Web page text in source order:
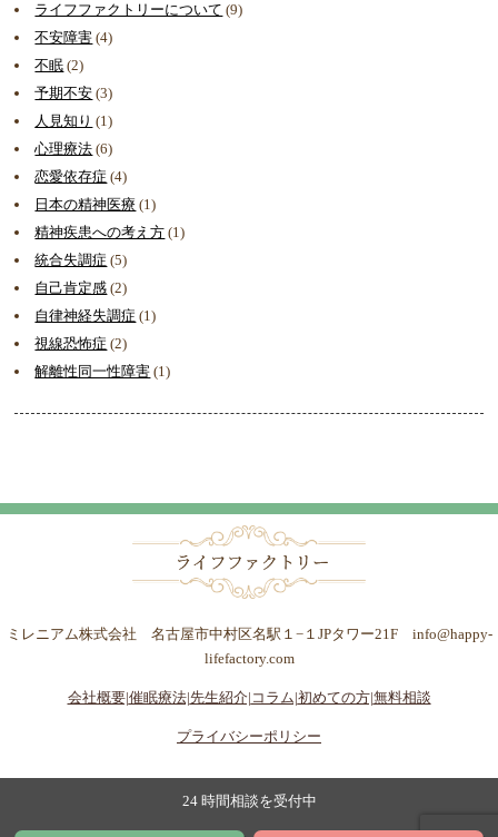
ライフファクトリーについて (9)
不安障害 (4)
不眠 (2)
予期不安 (3)
人見知り (1)
心理療法 (6)
恋愛依存症 (4)
日本の精神医療 (1)
精神疾患への考え方 (1)
統合失調症 (5)
自己肯定感 (2)
自律神経失調症 (1)
視線恐怖症 (2)
解離性同一性障害 (1)
ミレニアム株式会社 名古屋市中村区名駅１−１JPタワー21F info@happy-
lifefactory.com
会社概要|催眠療法|先生紹介| コラム|初めての方|無料相談
プライバシーポリシー
24 時間相談を受付中